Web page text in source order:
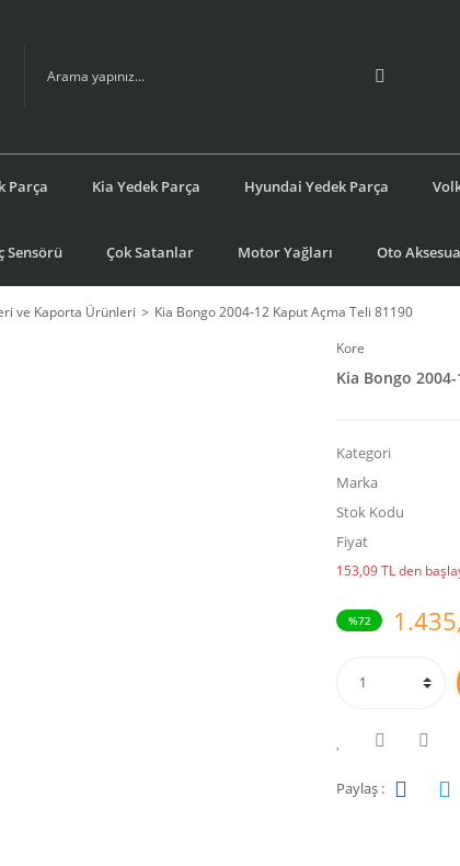
Parça Kia Yedek Parça Hyundai Yedek Parça
Sensörü Çok Satanlar Motor Yağları Oto
ve Kaporta Ürünleri
Kia Bongo 2004-12 Kaput Açma Teli 81190
Kore
Kia Bongo
Kategori
Marka
Stok Kodu
Fiyat
153,09 TL den
%72
Paylaş :